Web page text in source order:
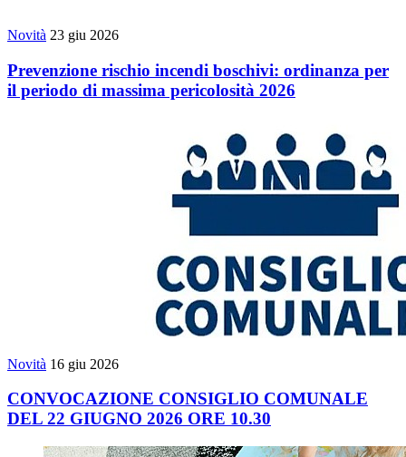
Novità 23 giu 2026
Prevenzione rischio incendi boschivi: ordinanza per
il periodo di massima pericolosità 2026
Novità 16 giu 2026
CONVOCAZIONE CONSIGLIO COMUNALE
DEL 22 GIUGNO 2026 ORE 10.30